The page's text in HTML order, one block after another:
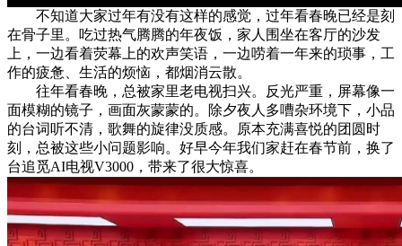
不知道大家过年有没有这样的感觉，过年看春晚已经是刻
在骨子里。吃过热气腾腾的年夜饭，家人围坐在客厅的沙发
上，一边看着荧幕上的欢声笑语，一边唠着一年来的琐事，工
作的疲惫、生活的烦恼，都烟消云散。
往年看春晚，总被家里老电视扫兴。反光严重，屏幕像一
面模糊的镜子，画面灰蒙蒙的。除夕夜人多嘈杂环境下，小品
的台词听不清，歌舞的旋律没质感。原本充满喜悦的团圆时
刻，总被这些小问题影响。好早今年我们家赶在春节前，换了
台追觅AI电视V3000，带来了很大惊喜。